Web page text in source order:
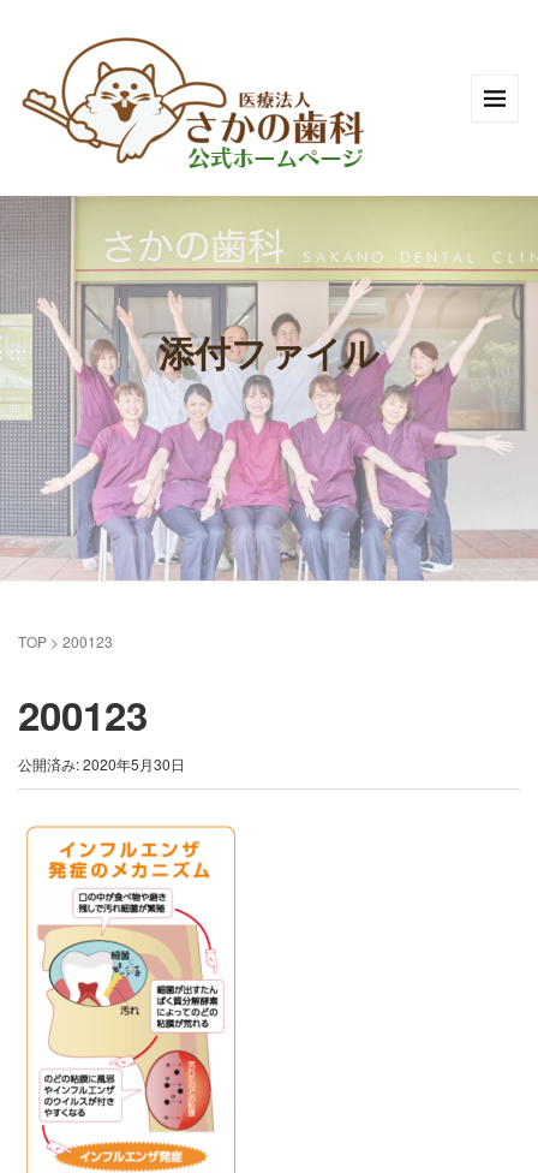
添付ファイル
TOP > 200123
200123
公開済み: 2020年5月30日